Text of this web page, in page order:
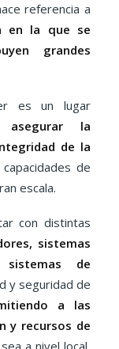
referencia a
en la que se
grandes
es un lugar
asegurar la
de la
de
escala.
con distintas
sistemas
de
y seguridad de
a las
y recursos de
a nivel local,